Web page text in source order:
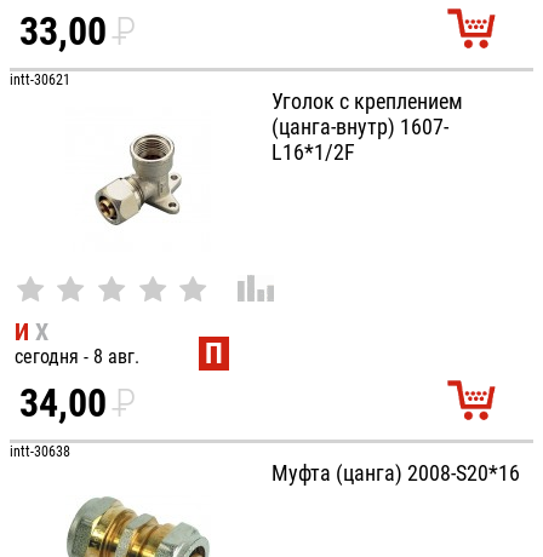
33,00P
УБ.
intt-30621
Уголок с креплением
(цанга-внутр) 1607-
L16*1/2F
И Х
сегодня - 8 авг. П
34,00P
УБ.
intt-30638
Муфта (цанга) 2008-S20*16